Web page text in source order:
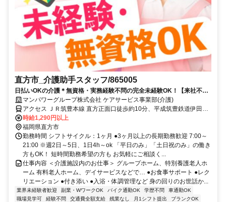
直方市_介護助手スタッフ/865005
日払いOKの介護＊無資格・実務経験不問の完全未経験OK！【来社不
要！WEB・電話登録OK】
マンパワーグループ株式会社 ケアサービス事業部(介護)
アクセス ＪＲ筑豊本線 直方正面口徒歩約10分、平成筑豊鉄道伊田線
直方徒歩約11分、平成筑豊鉄道伊田線 南直方御殿口徒歩約11分 車・
バイク通勤OK（派遣先による）
時給1,290円以上
福岡県直方市
勤務時間 シフトサイクル：1ヶ月 ●3ヶ月以上の長期勤務歓迎 7:00～
21:00 ※週2日～5日、1日4h～ok 「平日のみ」「土日祝のみ」の働き
方もOK！ 短時間勤務希望の方も お気軽にご相談く...
仕事内容 ＜介護施設内のお仕事＞ グループホーム、特別養護老人ホ
ーム 有料老人ホーム、デイサービスなどで… ●お食事サポート ●レク
リエーション ●付き添い ●入浴・体調管理など 身の回りのお世話か...
業界未経験者歓迎 副業・WワークOK バイク通勤OK 学歴不問
車通勤OK
職場見学可
経験不問 交通費全額支給 残業なし 月1シフト提出
ブランクOK